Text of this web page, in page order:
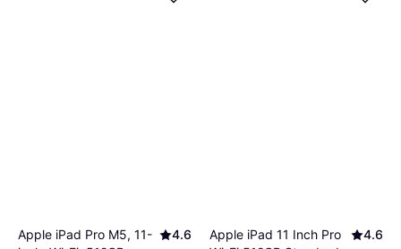
Apple iPad Pro M5, 11-
4.6
Apple iPad 11 Inch Pro
4.6